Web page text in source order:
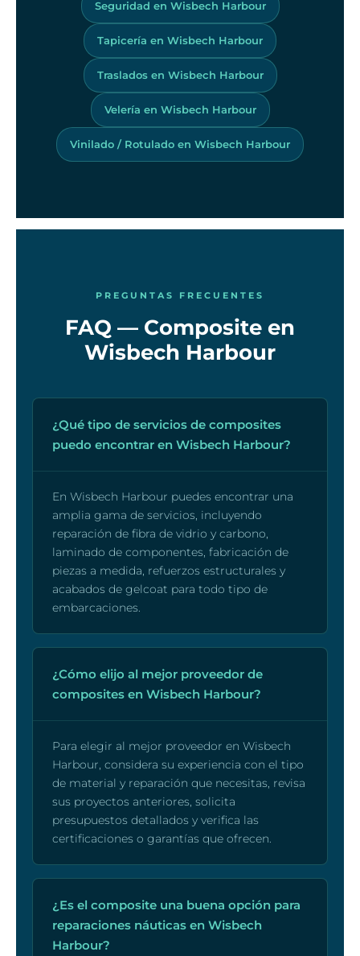
Seguridad en Wisbech Harbour
Tapicería en Wisbech Harbour
Traslados en Wisbech Harbour
Velería en Wisbech Harbour
Vinilado / Rotulado en Wisbech Harbour
PREGUNTAS FRECUENTES
FAQ — Composite en
Wisbech Harbour
¿Qué tipo de servicios de composites
puedo encontrar en Wisbech Harbour?
En Wisbech Harbour puedes encontrar una
amplia gama de servicios, incluyendo
reparación de fibra de vidrio y carbono,
laminado de componentes, fabricación de
piezas a medida, refuerzos estructurales y
acabados de gelcoat para todo tipo de
embarcaciones.
¿Cómo elijo al mejor proveedor de
composites en Wisbech Harbour?
Para elegir al mejor proveedor en Wisbech
Harbour, considera su experiencia con el tipo
de material y reparación que necesitas, revisa
sus proyectos anteriores, solicita
presupuestos detallados y verifica las
certificaciones o garantías que ofrecen.
¿Es el composite una buena opción para
reparaciones náuticas en Wisbech
Harbour?